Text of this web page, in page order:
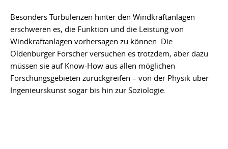
Besonders Turbulenzen hinter den Windkraftanlagen
erschweren es, die Funktion und die Leistung von
Windkraftanlagen vorhersagen zu können. Die
Oldenburger Forscher versuchen es trotzdem, aber dazu
müssen sie auf Know-How aus allen möglichen
Forschungsgebieten zurückgreifen – von der Physik über
Ingenieurskunst sogar bis hin zur Soziologie.